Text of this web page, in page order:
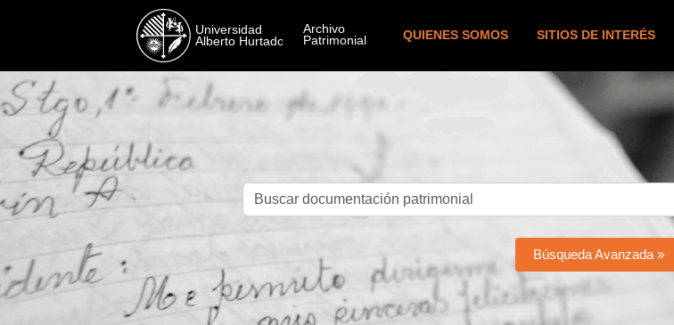
QUIENES SOMOS SITIOS DE INTERÉS
Búsqueda Avanzada »